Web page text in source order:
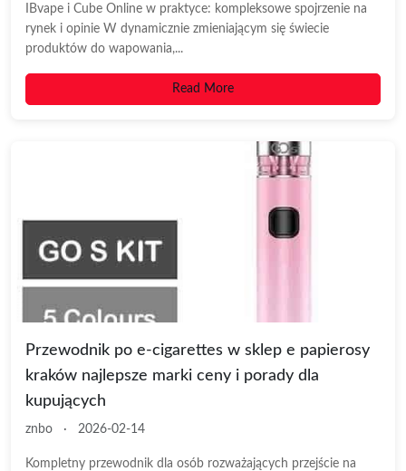
IBvape i Cube Online w praktyce: kompleksowe spojrzenie na
rynek i opinie W dynamicznie zmieniającym się świecie
produktów do wapowania,...
Read More
Przewodnik po e-cigarettes w sklep e papierosy
kraków najlepsze marki ceny i porady dla
kupujących
znbo · 2026-02-14
Kompletny przewodnik dla osób rozważających przejście na